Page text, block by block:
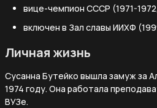
вице-чемпион СССР (1971-
включен в Зал славы ИИХФ
Личная жизнь
Сусанна Бутейко вышла замуж за
1974 году. Она работала
ВУЗе.